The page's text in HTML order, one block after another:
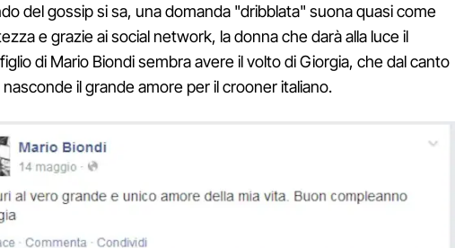
del gossip si sa, una domanda "dribblata" suona quasi come
e grazie ai social network, la donna che darà alla luce il
di Mario Biondi sembra avere il volto di Giorgia, che dal canto
il grande amore per il crooner italiano.